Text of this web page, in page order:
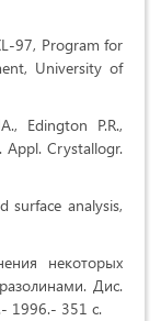
97, Program for
University of
Edington P.R.,
Appl. Crystallogr.
surface analysis,
некоторых
Дис.
1996.- 351 с.